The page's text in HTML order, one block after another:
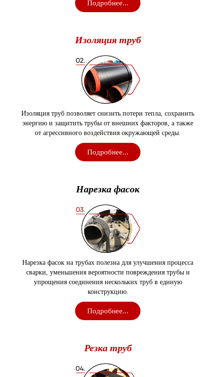
Подробнее...
Изоляция труб
Изоляция труб позволяет снизить потери тепла, сохранить
энергию и защитить трубы от внешних факторов, а также
от агрессивного воздействия окружающей среды.
Подробнее...
Нарезкафасок
Нарезка фасок на трубах полезна для улучшения процесса
сварки, уменьшения вероятности повреждения трубы и
упрощения соединения нескольких труб в единую
конструкцию.
Подробнее...
Резка труб